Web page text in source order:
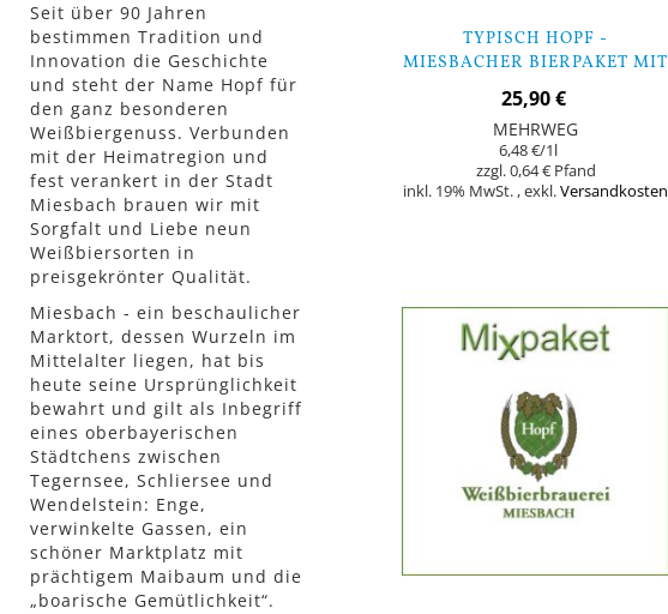
TYPISCH HOPF -
MIESBACHER BIERPAKET MIT
ORIGINAL WEISSBIERGLAS
25,90 €
MEHRWEG
6,48 €/1l
0,64 €
inkl. 19% MwSt.,exkl.Versandkosten
Seit über 90 Jahren
bestimmen Tradition und
Innovation die Geschichte
und steht der Name Hopf für
den ganz besonderen
Weißbiergenuss. Verbunden
mit der Heimatregion und
fest verankert in der Stadt
Miesbach brauen wir mit
Sorgfalt und Liebe neun
Weißbiersorten in
preisgekrönter Qualität.
Miesbach - ein beschaulicher
Marktort, dessen Wurzeln im
Mittelalter liegen, hat bis
heute seine Ursprünglichkeit
bewahrt und gilt als Inbegriff
eines oberbayerischen
Städtchens zwischen
Tegernsee, Schliersee und
Wendelstein: Enge,
verwinkelte Gassen, ein
schöner Marktplatz mit
prächtigem Maibaum und die
„boarische Gemütlichkeit“.